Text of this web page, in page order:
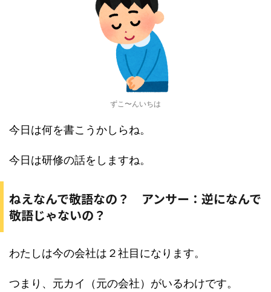
ずこ〜んいちは
今日は何を書こうかしらね。
今日は研修の話をしますね。
ねえなんで敬語なの？ アンサー：逆になんで
敬語じゃないの？
わたしは今の会社は２社目になります。
つまり、元カイ（元の会社）がいるわけです。